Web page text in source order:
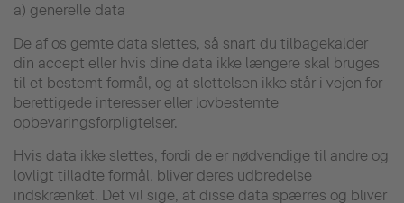
a) generelle data
De af os gemte data slettes, så snart du tilbagekalder
din accept eller hvis dine data ikke længere skal bruges
til et bestemt formål, og at slettelsen ikke står i vejen for
berettigede interesser eller lovbestemte
opbevaringsforpligtelser.
Hvis data ikke slettes, fordi de er nødvendige til andre og
lovligt tilladte formål, bliver deres udbredelse
indskrænket. Det vil sige, at disse data spærres og bliver